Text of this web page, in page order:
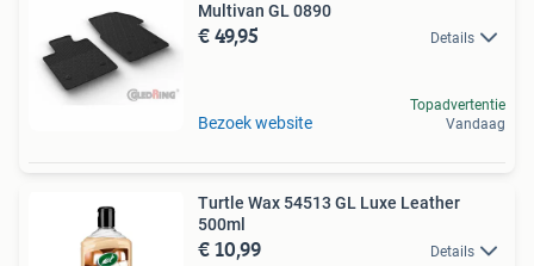
Multivan GL 0890
€ 49,95 Details
Bezoek website
Topadvertentie
Vandaag
Turtle Wax 54513 GL Luxe Leather
500ml
€ 10,99 Details